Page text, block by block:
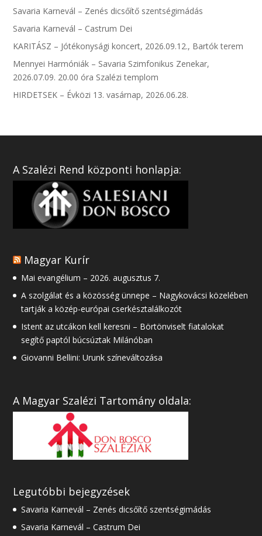
Savaria Karnevál – Zenés dicsőítő szentségimádás
Savaria Karnevál – Castrum Dei
KARITÁSZ – Jótékonysági koncert, 2026.09.12., Bartók terem
Mennyei Harmóniák – Savaria Szimfonikus Zenekar,
2026.07.09. 20.00 óra Szalézi templom
HIRDETSEK – Évközi 13. vasárnap, 2026.06.28.
A Szalézi Rend központi honlapja:
Magyar Kurír
Mai evangélium – 2026. augusztus 7.
A szolgálat és a közösség ünnepe – Nagykovácsi közelében
tartják a közép-európai cserkésztalálkozót
Istent az utcákon kell keresni – Börtönviselt fiatalokat
segítő paptól búcsúztak Milánóban
Giovanni Bellini: Urunk színeváltozása
A Magyar Szalézi Tartomány oldala:
Legutóbbi bejegyzések
Savaria Karnevál – Zenés dicsőítő szentségimádás
Savaria Karnevál – Castrum Dei